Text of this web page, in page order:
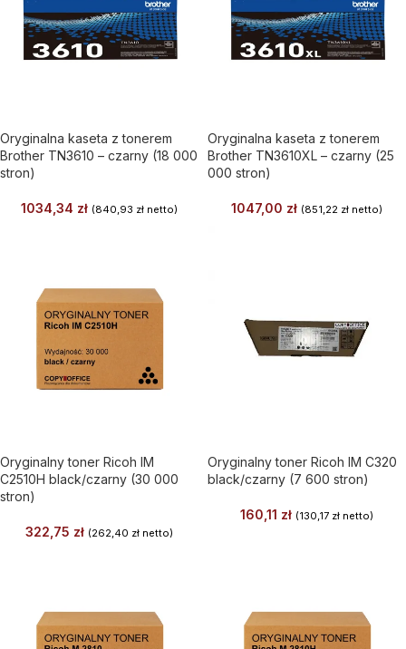
Oryginalna kaseta z tonerem
Brother TN3610 – czarny (18 000
stron)
1034,34 zł (840,93 zł netto)
Oryginalna kaseta z tonerem
Brother TN3610XL – czarny (25
000 stron)
1047,00 zł (851,22 zł netto)
Oryginalny toner Ricoh IM
C2510H black/czarny (30 000
stron)
322,75 zł (262,40 zł netto)
Oryginalny toner Ricoh IM C320
black/czarny (7 600 stron)
160,11 zł (130,17 zł netto)